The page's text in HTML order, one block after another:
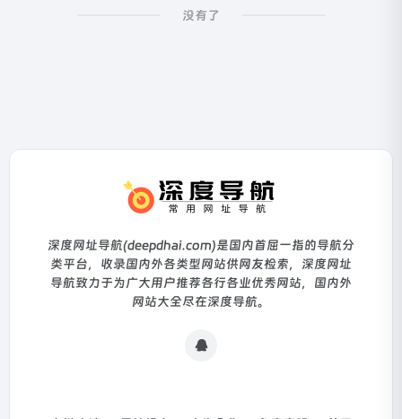
没有了
深度网址导航(deepdhai.com)是国内首屈一指的导航分
类平台，收录国内外各类型网站供网友检索，深度网址
导航致力于为广大用户推荐各行各业优秀网站，国内外
网站大全尽在深度导航。